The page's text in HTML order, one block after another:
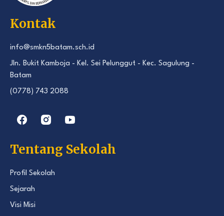
Kontak
info@smkn5batam.sch.id
Jln. Bukit Kamboja - Kel. Sei Pelunggut - Kec. Sagulung -
Batam
(0778) 743 2088
Tentang Sekolah
Profil Sekolah
Sejarah
Visi Misi